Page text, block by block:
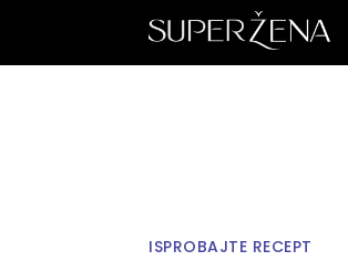
ISPROBAJTE RECEPT